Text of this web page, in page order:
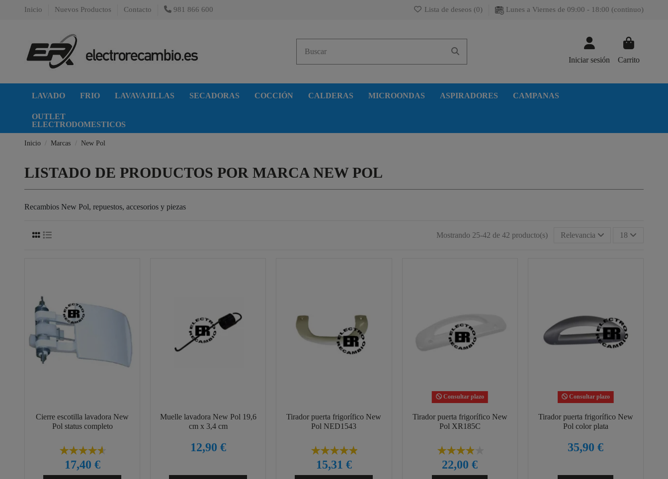
Inicio Nuevos Productos Contacto 981 866 600 Lista de deseos (0) Lunes a Viernes de 09:00 - 18:00 (continuo)
Iniciar sesión Carrito
LAVADO FRIO LAVAVAJILLAS SECADORAS COCCIÓN CALDERAS MICROONDAS ASPIRADORES CAMPANAS
OUTLET
ELECTRODOMESTICOS
Inicio Marcas New Pol
LISTADO DE PRODUCTOS POR MARCA NEW POL
Recambios New Pol, repuestos, accesorios y piezas
Mostrando 25-42 de 42 producto(s) Relevancia 18
Cierre escotilla lavadora New
Pol status completo
17,40 €
Muelle lavadora New Pol 19,6
cm x 3,4 cm
12,90 €
Tirador puerta frigorífico New
Pol NED1543
15,31 €
Consultar plazo
Tirador puerta frigorífico New
Pol XR185C
22,00 €
Consultar plazo
Tirador puerta frigorífico New
Pol color plata
35,90 €